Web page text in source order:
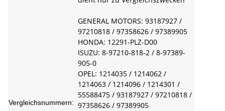
Vergleichsnummern:
GENERAL MOTORS: 93187927 /
97210818 / 97358626 / 97389905
HONDA: 12291-PLZ-D00
ISUZU: 8-97210-818-2 / 8-97389-
905-0
OPEL: 1214035 / 1214062 /
1214063 / 1214096 / 1214301 /
55588475 / 93187927 / 97210818 /
97358626 / 97389905